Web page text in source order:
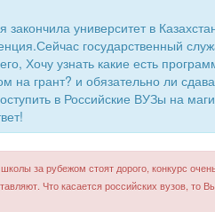
закончила университет в
государственный
Хочу узнать какие есть
на грант? и обязательно ли
в Российские ВУЗы на
за рубежом стоят дорого, конкурс
Что касается российских вузов, то